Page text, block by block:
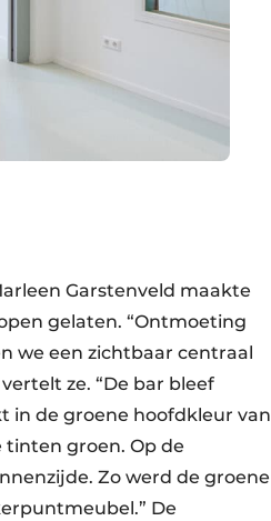
Garstenveld maakte
gelaten. “Ontmoeting
we een zichtbaar centraal
ze. “De bar bleef
in de groene hoofdkleur van
groen. Op de
Zo werd de groene
De